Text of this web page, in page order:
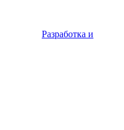
Разработка и